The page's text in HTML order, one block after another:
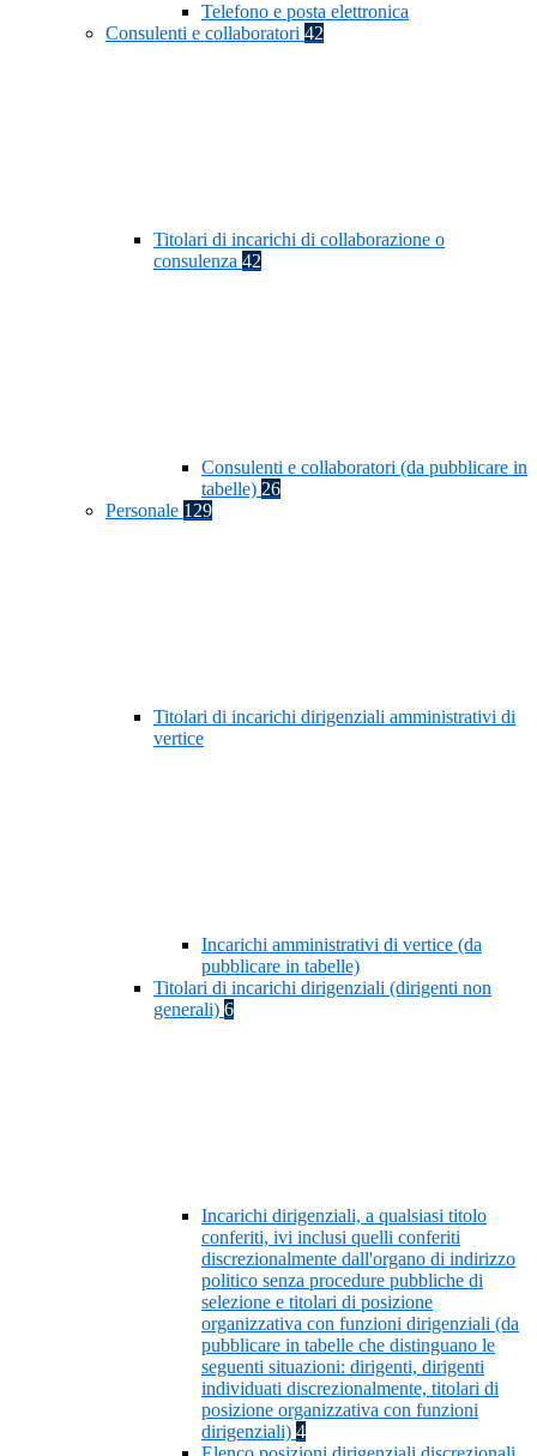
Telefono e posta elettronica
Consulenti e collaboratori 42
Titolari di incarichi di collaborazione o
consulenza 42
Consulenti e collaboratori (da pubblicare in
tabelle) 26
Personale 129
Titolari di incarichi dirigenziali amministrativi di
vertice
Incarichi amministrativi di vertice (da
pubblicare in tabelle)
Titolari di incarichi dirigenziali (dirigenti non
generali) 6
Incarichi dirigenziali, a qualsiasi titolo
conferiti, ivi inclusi quelli conferiti
discrezionalmente dall'organo di indirizzo
politico senza procedure pubbliche di
selezione e titolari di posizione
organizzativa con funzioni dirigenziali (da
pubblicare in tabelle che distinguano le
seguenti situazioni: dirigenti, dirigenti
individuati discrezionalmente, titolari di
posizione organizzativa con funzioni
dirigenziali) 4